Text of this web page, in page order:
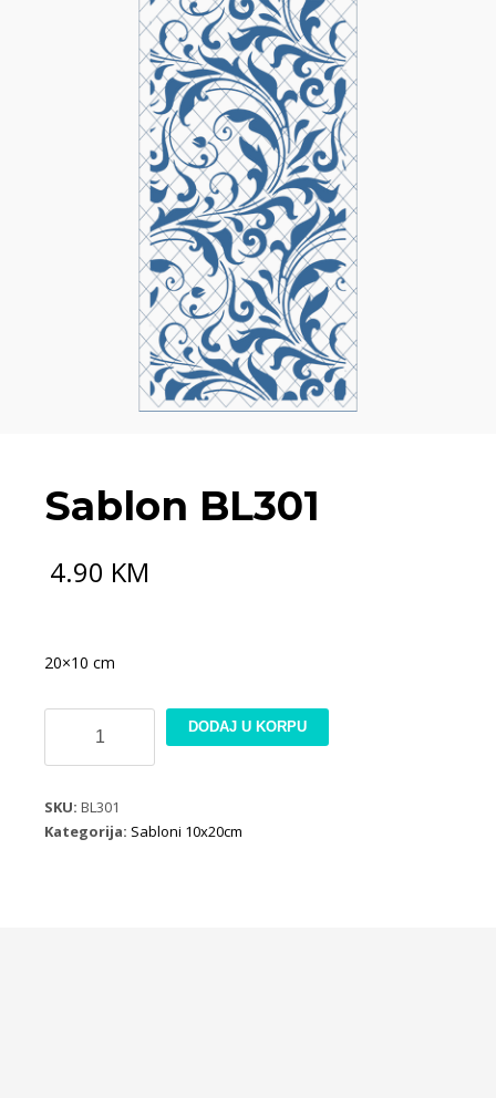
Sablon BL301
4.90 KM
20×10 cm
količina
DODAJ U KORPU
SKU: BL301
Kategorija: Sabloni 10x20cm